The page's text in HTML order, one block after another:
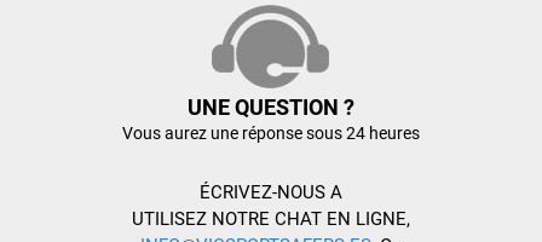
UNE QUESTION ?
Vous aurez une réponse sous 24 heures
ÉCRIVEZ-NOUS A
UTILISEZ NOTRE CHAT EN LIGNE,